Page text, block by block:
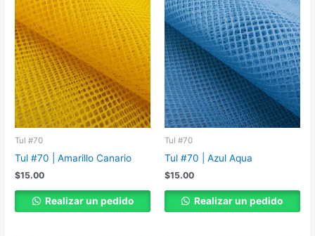
Tul #70
Tul #70 | Amarillo Canario
$15.00
Realizar un pedido
Tul #70
Tul #70 | Azul Aqua
$15.00
Realizar un pedido